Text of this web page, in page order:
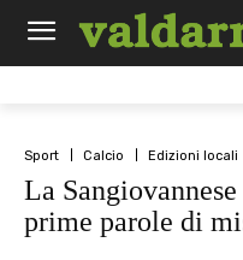
Sport Calcio Edizioni locali
La
prime parole di